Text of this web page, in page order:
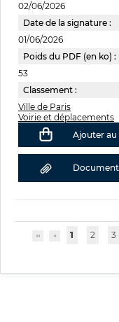
02/06/2026
Date de la signature :
01/06/2026
Poids du PDF (en ko) :
53
Classement :
Ville de Paris
Voirie et déplacements
Ajouter au
1 2 3